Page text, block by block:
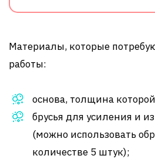
Материалы, которые
работы:
основа, толщина
брусья для усиления и
(можно использовать
количестве 5 штук);